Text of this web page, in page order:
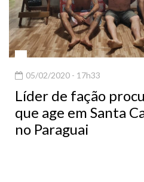
Líder de fação
que age em Santa
no Paraguai